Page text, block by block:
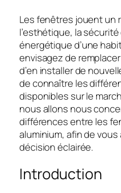
Les fenêtres jouent un
l’esthétique, la
énergétique d’une
envisagez de
d’en installer de
de connaître les
disponibles sur le
nous allons nous
différences entre les
aluminium, afin de
décision éclairée.
Introduction